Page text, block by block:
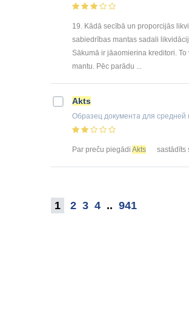
19. Kādā secībā un proporcijās
sabiedrības mantas sadali
Sākumā ir jāaomierina kreditori.
mantu. Pēc parādu ...
Akts
Образец документа для средней
Par preču piegādi Akts sastādīts
1 2 3 4 .. 941